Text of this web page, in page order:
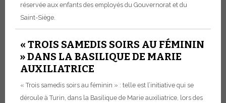
réservée aux enfants des employés du Gouvernorat et du
Saint-Siège.
« TROIS SAMEDIS SOIRS AU FÉMININ
» DANS LA BASILIQUE DE MARIE
AUXILIATRICE
« Trois samedis soirs au féminin » : telle est l’initiative qui se
déroule à Turin, dans la Basilique de Marie auxiliatrice, lors des